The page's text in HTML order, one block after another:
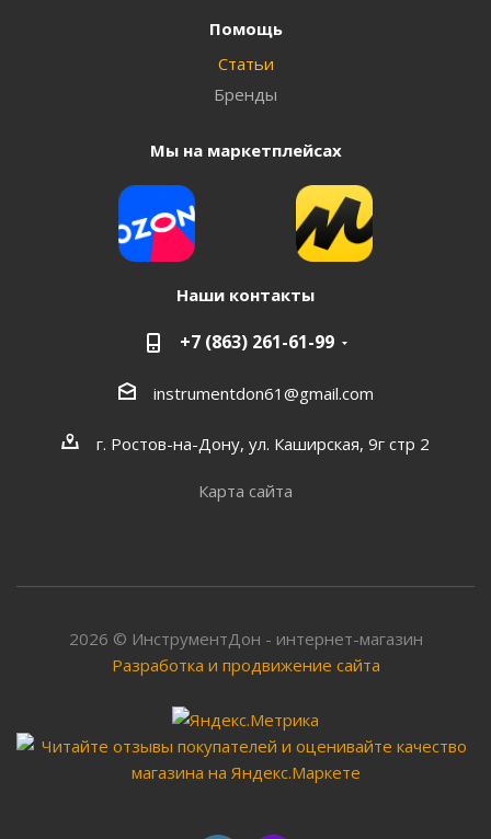
Помощь
Статьи
Бренды
Мы на маркетплейсах
Наши контакты
+7 (863) 261-61-99
instrumentdon61@gmail.com
г. Ростов-на-Дону, ул. Каширская, 9г стр 2
Карта сайта
2026 © ИнструментДон - интернет-магазин
Разработка и продвижение сайта